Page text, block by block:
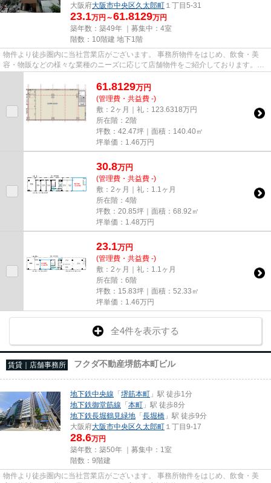
大阪府大阪市中央区久太郎町 １丁目5-31
23.1万円～61.8129万円
築年数：築49年 ｜募集中： 4室
階数：10階建 地下1階
物件より徒歩圏内に当社営業店がございます。 事務所物件をはじめ、飲食・美
容・物販などの様々な業種のニーズに応じて店舗物件をご紹介しております。
尚、弊社ではおとり広告は一切...
61.8129万円
(管理費・共益費 -)
敷：2ヶ月｜礼：123.6318万円
所在階：2階
坪数：42.47坪｜面積：140.40㎡
坪単価： 1.46万円
30.8万円
(管理費・共益費 -)
敷：2ヶ月｜礼：1.1ヶ月
所在階：4階
坪数：20.85坪｜面積：68.92㎡
坪単価： 1.48万円
23.1万円
(管理費・共益費 -)
敷：2ヶ月｜礼：1.1ヶ月
所在階：6階
坪数：15.83坪｜面積：52.33㎡
坪単価： 1.46万円
全4件を表示する
賃貸｜店舗事務所 フクダ不動産堺筋本町ビル
地下鉄中央線 「堺筋本町 」駅 徒歩1分
地下鉄御堂筋線 「本町 」駅 徒歩8分
地下鉄長堀鶴見緑地 「長堀橋 」駅 徒歩9分
大阪府大阪市中央区久太郎町 １丁目9-17
28.6万円
築年数：築50年 ｜募集中： 1室
階数：9階建
物件より徒歩圏内に当社営業店がございます。 事務所物件をはじめ、飲食・美